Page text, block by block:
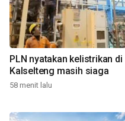
PLN nyatakan kelistrikan di
Kalselteng masih siaga
58 menit lalu